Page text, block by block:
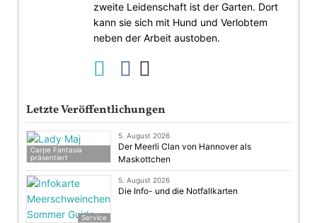
zweite Leidenschaft ist der Garten. Dort
kann sie sich mit Hund und Verlobtem
neben der Arbeit austoben.
Letzte Veröffentlichungen
Carpe Fantasia
präsentiert
5. August 2026
Der Meerli Clan von Hannover als
Maskottchen
Service
5. August 2026
Die Info- und die Notfallkarten